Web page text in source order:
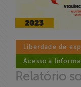
Liberdade de
Acesso à
Relatório